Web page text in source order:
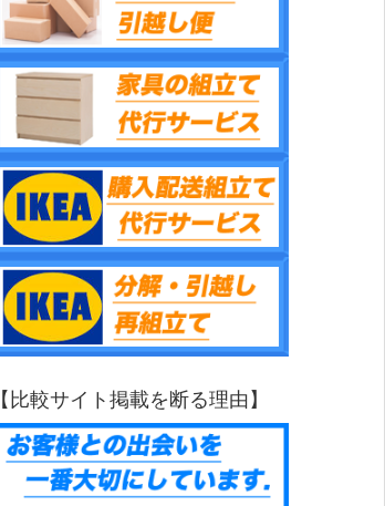
【比較サイト掲載を断る理由】